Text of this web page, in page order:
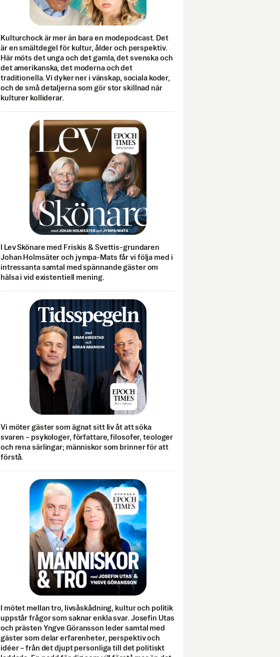
Kulturchock är mer än bara en modepodcast. Det
är en smältdegel för kultur, ålder och perspektiv.
Här möts det unga och det gamla, det svenska och
det amerikanska, det moderna och det
traditionella. Vi dyker ner i vänskap, sociala koder,
och de små detaljerna som gör stor skillnad när
kulturer kolliderar.
I Lev Skönare med Friskis & Svettis-grundaren
Johan Holmsäter och jympa-Mats får vi följa med i
intressanta samtal med spännande gäster om
hälsa i vid existentiell mening.
Vi möter gäster som ägnat sitt liv åt att söka
svaren – psykologer, författare, filosofer, teologer
och rena särlingar; människor som brinner för att
förstå.
I mötet mellan tro, livsåskådning, kultur och politik
uppstår frågor som saknar enkla svar. Josefin Utas
och prästen Yngve Göransson leder samtal med
gäster som delar erfarenheter, perspektiv och
idéer – från det djupt personliga till det politiskt